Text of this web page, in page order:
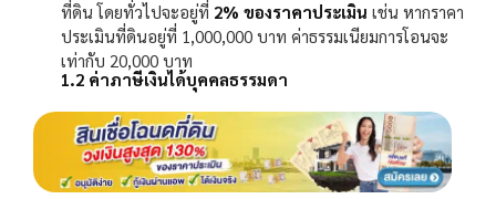
ที่ดิน โดยทั่วไปจะอยู่ที่ 2% ของราคาประเมิน เช่น หากราคา
ประเมินที่ดินอยู่ที่ 1,000,000 บาท ค่าธรรมเนียมการโอนจะ
เท่ากับ 20,000 บาท
1.2 ค่าภาษีเงินได้บุคคลธรรมดา